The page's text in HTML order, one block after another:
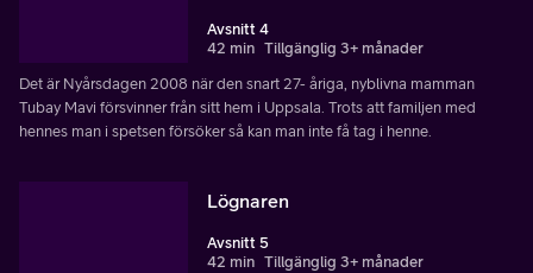
Avsnitt 4
42 min Tillgänglig 3+ månader
Det är Nyårsdagen 2008 när den snart 27- åriga, nyblivna mamman
Tubay Mavi försvinner från sitt hem i Uppsala. Trots att familjen med
hennes man i spetsen försöker så kan man inte få tag i henne.
Lögnaren
Avsnitt 5
42 min Tillgänglig 3+ månader